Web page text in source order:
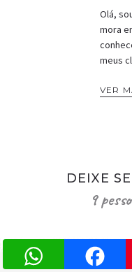
Olá,
mora
meus
VER
DEIXE
9
WhatsApp